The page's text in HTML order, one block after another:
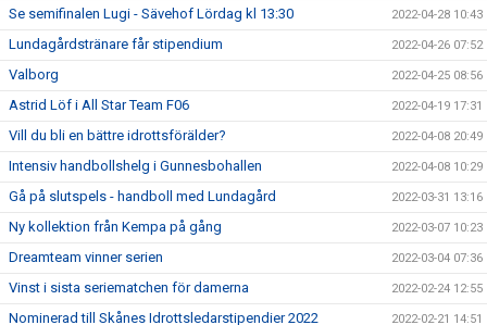
Se semifinalen Lugi - Sävehof Lördag kl 13:30 2022-04-28 10:43
Lundagårdstränare får stipendium 2022-04-26 07:52
Valborg 2022-04-25 08:56
Astrid Löf i All Star Team F06 2022-04-19 17:31
Vill du bli en bättre idrottsförälder? 2022-04-08 20:49
Intensiv handbollshelg i Gunnesbohallen 2022-04-08 10:29
Gå på slutspels - handboll med Lundagård 2022-03-31 13:16
Ny kollektion från Kempa på gång 2022-03-07 10:23
Dreamteam vinner serien 2022-03-04 07:36
Vinst i sista seriematchen för damerna 2022-02-24 12:55
Nominerad till Skånes Idrottsledarstipendier 2022 2022-02-21 14:51